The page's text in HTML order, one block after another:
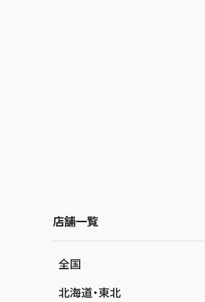
店舗一覧
全国
北海道・東北